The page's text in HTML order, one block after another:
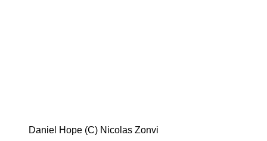
Daniel Hope (C) Nicolas Zonvi